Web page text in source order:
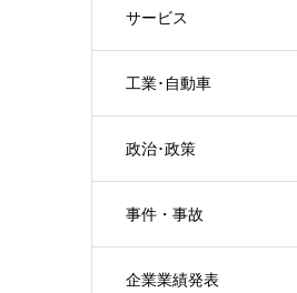
サービス
工業･自動車
政治･政策
事件・事故
企業業績発表